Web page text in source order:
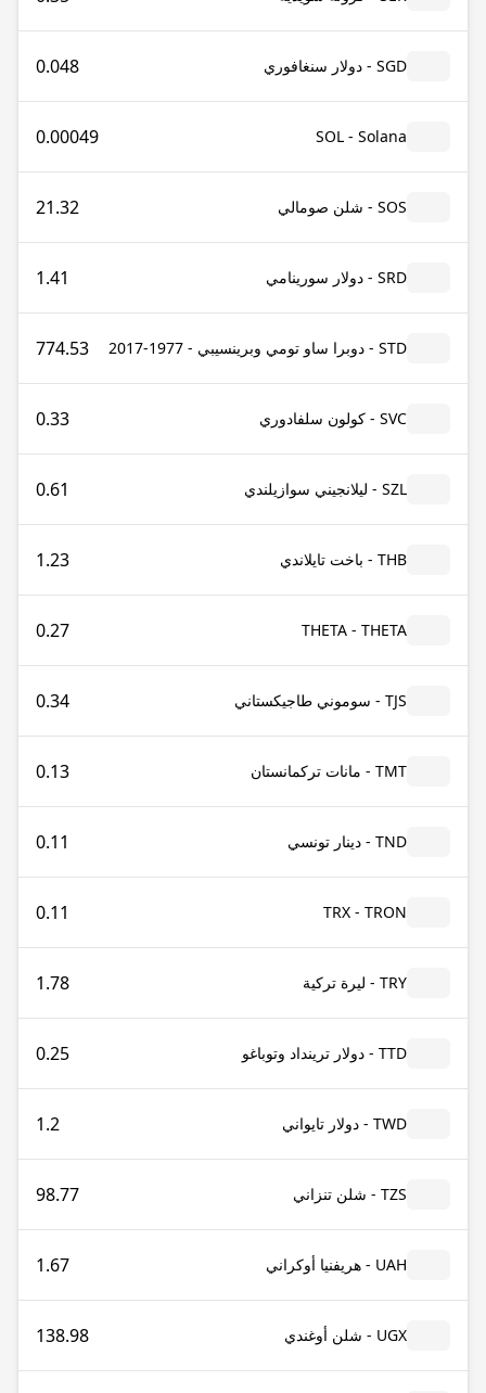
SGD - دولار سنغافوري 0.048
SOL - Solana
0.00049
SOS - شلن صومالي 21.32
SRD - دولار سورينامي 1.41
STD - دوبرا ساو تومي وبرينسيبي - 1977-2017 774.53
SVC - كولون سلفادوري 0.33
SZL - ليلانجيني سوازيلندي 0.61
THB - باخت تايلاندي 1.23
THETA - THETA
0.27
TJS - سوموني طاجيكستاني 0.34
TMT - مانات تركمانستان 0.13
TND - دينار تونسي 0.11
TRX - TRON
0.11
TRY - ليرة تركية 1.78
TTD - دولار ترينداد وتوباغو 0.25
TWD - دولار تايواني 1.2
TZS - شلن تنزاني 98.77
UAH - هريفنيا أوكراني 1.67
UGX - شلن أوغندي 138.98